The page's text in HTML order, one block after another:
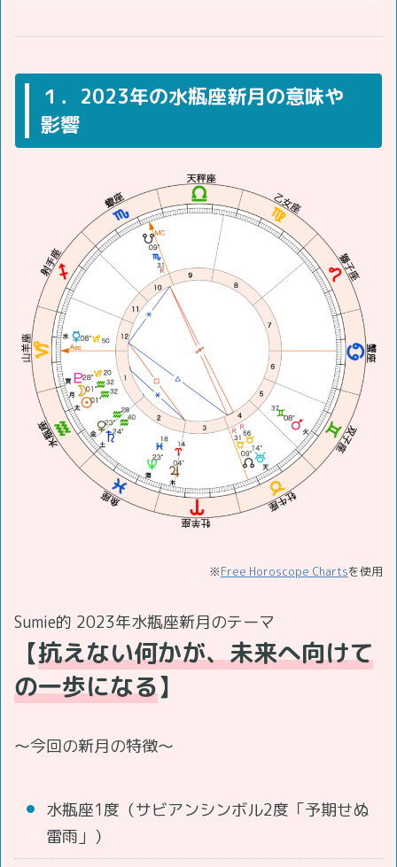
１．2023年の水瓶座新月の意味や
影響
※Free Horoscope Chartsを使用
Sumie的 2023年水瓶座新月のテーマ
【抗えない何かが、未来へ向けて
の一歩になる】
～今回の新月の特徴～
水瓶座1度（サビアンシンボル2度「予期せぬ
雷雨」）